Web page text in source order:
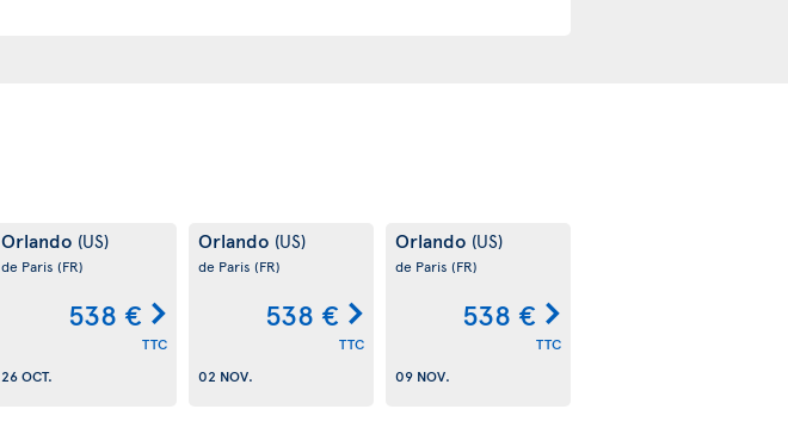
Orlando (US)
de Paris (FR)
538 €
TTC
26 OCT.
Orlando (US)
de Paris (FR)
538 €
TTC
02 NOV.
Orlando (US)
de Paris (FR)
538 €
TTC
09 NOV.